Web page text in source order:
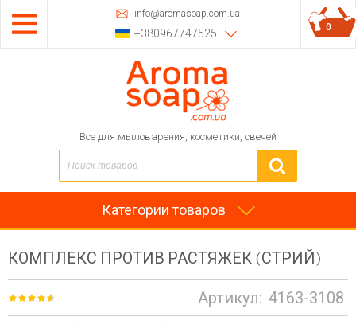
info@aromasoap.com.ua
+380967747525
Все для мыловарения, косметики, свечей
0
Категории товаров
КОМПЛЕКС ПРОТИВ РАСТЯЖЕК (СТРИЙ)
Артикул: 4163-3108